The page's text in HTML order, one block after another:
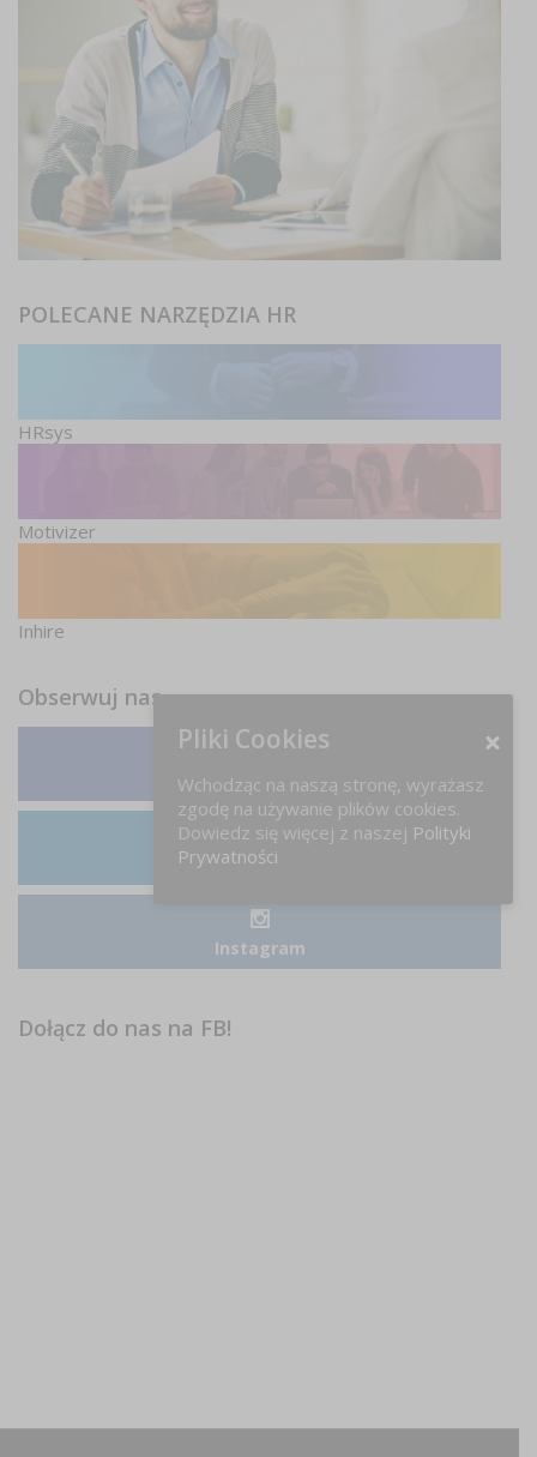
POLECANE NARZĘDZIA HR
HRsys
Motivizer
Inhire
Obserwuj nas
Facebook
LinkedIn
Instagram
Dołącz do nas na FB!
Pliki Cookies
Wchodząc na naszą stronę, wyrażasz
zgodę na używanie plików cookies.
Dowiedz się więcej z naszej Polityki
Prywatności